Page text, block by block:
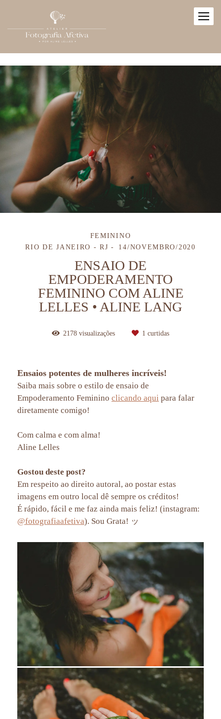
FEMININO
RIO DE JANEIRO - RJ
14/NOVEMBRO/2020
ENSAIO DE
EMPODERAMENTO
FEMININO COM ALINE
LELLES • ALINE LANG
2178 visualizações 1 curtidas
Ensaios potentes de mulheres incríveis!
Saiba mais sobre o estilo de ensaio de
Empoderamento Feminino clicando aqui para falar
diretamente comigo!
Com calma e com alma!
Aline Lelles
Gostou deste post?
Em respeito ao direito autoral, ao postar estas
imagens em outro local dê sempre os créditos!
É rápido, fácil e me faz ainda mais feliz! (instagram:
@fotografiaafetiva). Sou Grata! ッ